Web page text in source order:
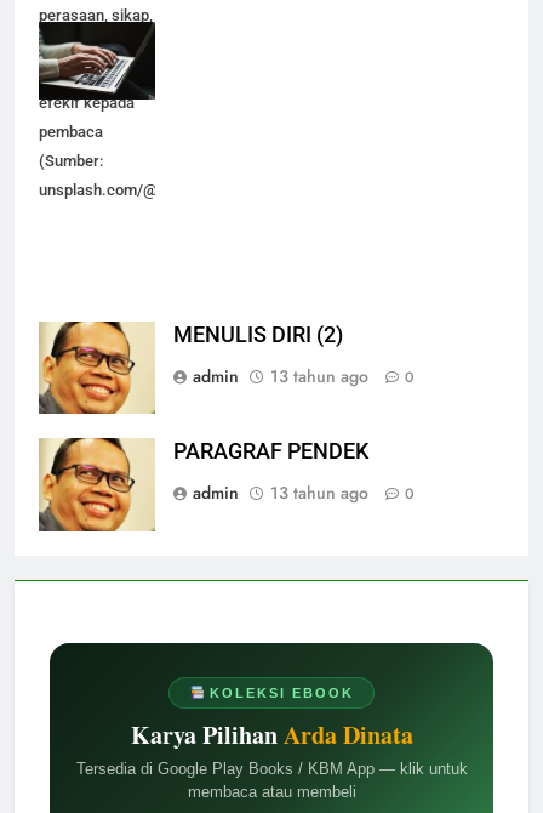
KOLEKSI EBOOK
Karya PilihanArda Dinata
Tersedia di Google Play Books / KBM App — klik untuk
membaca atau membeli
perasaan, sikap,
isi hati dan
pikiran secara
efekif kepada
pembaca
(Sumber:
unsplash.com/@kaitlynbaker)
MENULIS DIRI (2)
admin
13 tahun ago 0
PARAGRAF PENDEK
admin
13 tahun ago 0